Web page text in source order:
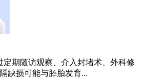
定期随访观察、介入封堵术、外科修
缺损可能与胚胎发育...